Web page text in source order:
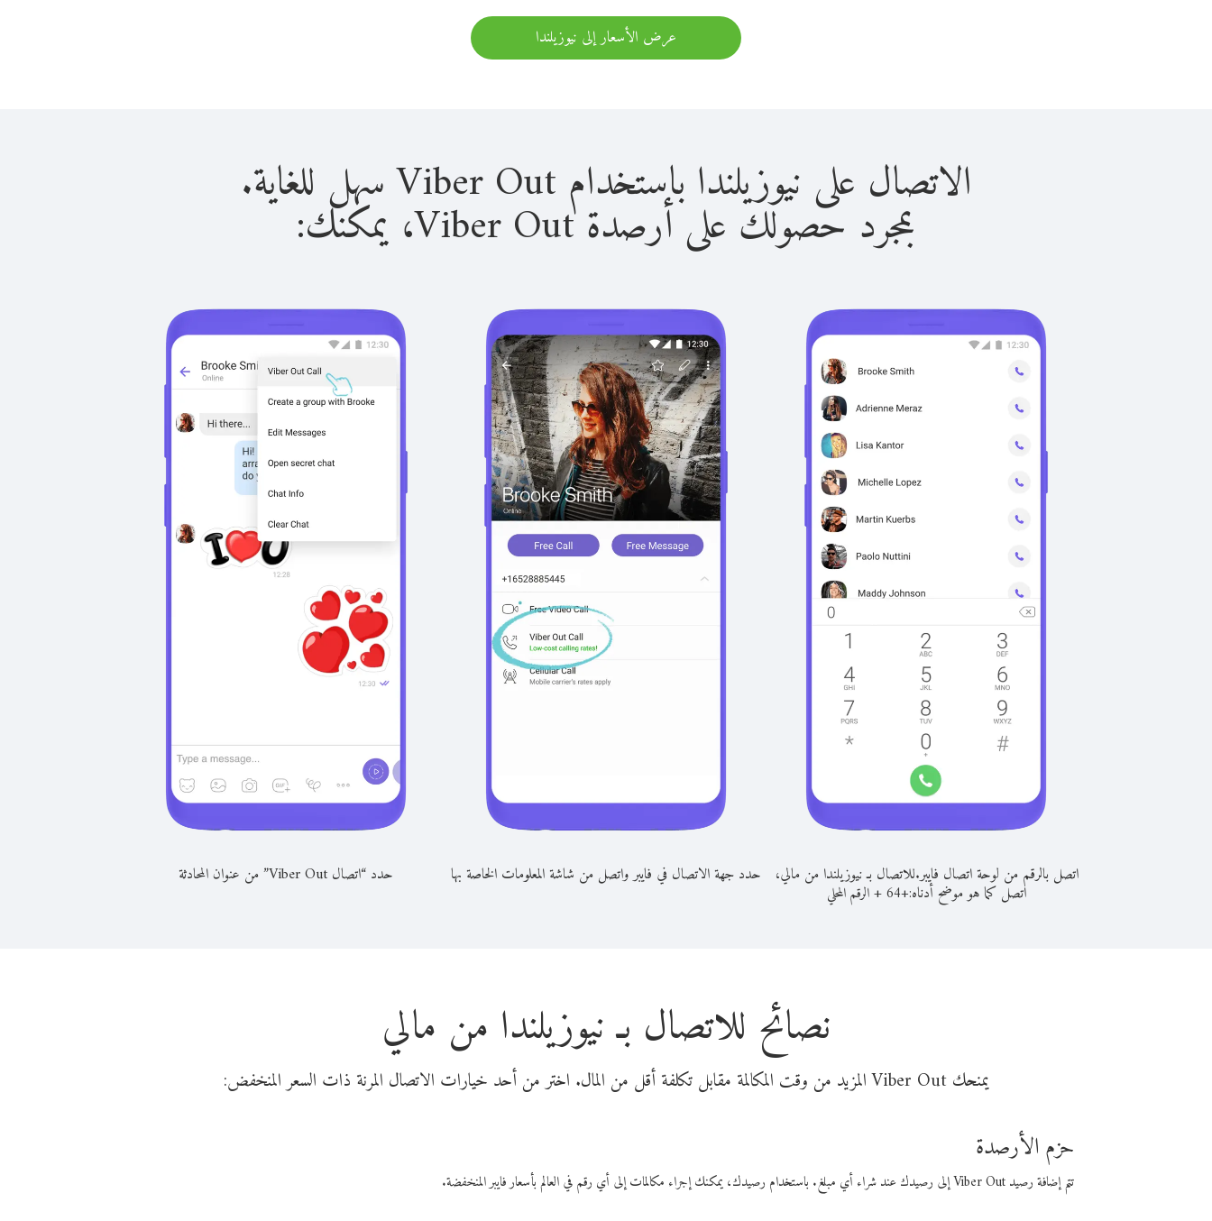
عرض الأسعار إلى نيوزيلندا
الاتصال على نيوزيلندا باستخدام Viber Out سهل للغاية.
بمجرد حصولك على أرصدة Viber Out، يمكنك:
اتصل بالرقم من لوحة اتصال فايبر.للاتصال بـ نيوزيلندا من مالي،
اتصل كما هو موضح أدناه:+
64
+الرقم المحلي
حدد جهة الاتصال في فايبر واتصل من شاشة المعلومات الخاصة بها حدد “اتصال Viber Out” من عنوان المحادثة
نصائح للاتصال بـ نيوزيلندا من مالي
يمنحك Viber Out المزيد من وقت المكالمة مقابل تكلفة أقل من المال. اختر من أحد خيارات الاتصال المرنة ذات السعر المنخفض:
حزم الأرصدة
تتم إضافة رصيد Viber Out إلى رصيدك عند شراء أي مبلغ. باستخدام رصيدك، يمكنك إجراء مكالمات إلى أي رقم في العالم بأسعار فايبر المنخفضة.